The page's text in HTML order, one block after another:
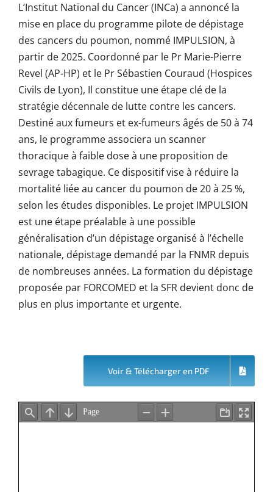
L’Institut National du Cancer (INCa) a annoncé la
mise en place du programme pilote de dépistage
des cancers du poumon, nommé IMPULSION, à
partir de 2025. Coordonné par le Pr Marie-Pierre
Revel (AP-HP) et le Pr Sébastien Couraud (Hospices
Civils de Lyon), Il constitue une étape clé de la
stratégie décennale de lutte contre les cancers.
Destiné aux fumeurs et ex-fumeurs âgés de 50 à 74
ans, le programme associera un scanner
thoracique à faible dose à une proposition de
sevrage tabagique. Ce dispositif vise à réduire la
mortalité liée au cancer du poumon de 20 à 25 %,
selon les études disponibles. Le projet IMPULSION
est une étape préalable à une possible
généralisation d’un dépistage organisé à l’échelle
nationale, dépistage demandé par la FNMR depuis
de nombreuses années. La formation du dépistage
proposée par FORCOMED et la SFR devient donc de
plus en plus importante et urgente.
Voir & Télécharger en PDF